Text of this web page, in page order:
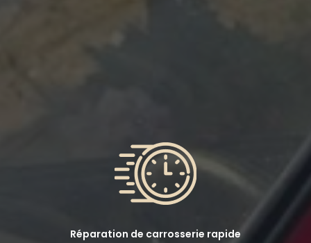
Réparation de carrosserie rapide